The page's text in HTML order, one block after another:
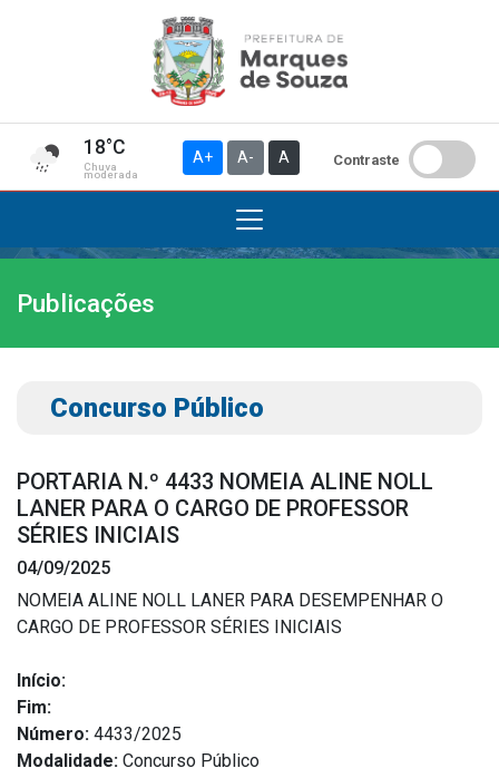
18°C
Chuva
moderada
A+ A- A Contraste
Institucional
A Prefeitura
Gabinete do Vice-prefeito
Símbolos Oficiais
Estrutura Organizacional
Administração
Agricultura e Meio Ambiente
Assistência Social
Publicações
Concurso Público
PORTARIA N.º 4433 NOMEIA ALINE NOLL
LANER PARA O CARGO DE PROFESSOR
SÉRIES INICIAIS
04/09/2025
NOMEIA ALINE NOLL LANER PARA DESEMPENHAR O
CARGO DE PROFESSOR SÉRIES INICIAIS
Início:
Fim:
Número: 4433/2025
Modalidade: Concurso Público